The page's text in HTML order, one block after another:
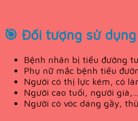
🎯 Đối tượng sử
Bệnh nhân bị tiểu đường
Phụ nữ mắc bệnh tiểu
Người có thị lực kém, có
Người cao tuổi, người già,…
Người có vóc dáng gầy,